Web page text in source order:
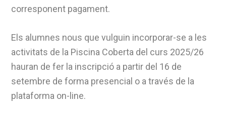
corresponent pagament.
Els alumnes nous que vulguin incorporar-se a les
activitats de la Piscina Coberta del curs 2025/26
hauran de fer la inscripció a partir del 16 de
setembre de forma presencial o a través de la
plataforma on-line.